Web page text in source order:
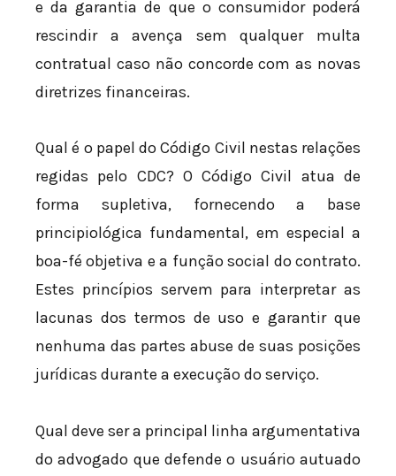
e da garantia de que o consumidor poderá
rescindir a avença sem qualquer multa
contratual caso não concorde com as novas
diretrizes financeiras.
Qual é o papel do Código Civil nestas relações
regidas pelo CDC? O Código Civil atua de
forma supletiva, fornecendo a base
principiológica fundamental, em especial a
boa-fé objetiva e a função social do contrato.
Estes princípios servem para interpretar as
lacunas dos termos de uso e garantir que
nenhuma das partes abuse de suas posições
jurídicas durante a execução do serviço.
Qual deve ser a principal linha argumentativa
do advogado que defende o usuário autuado